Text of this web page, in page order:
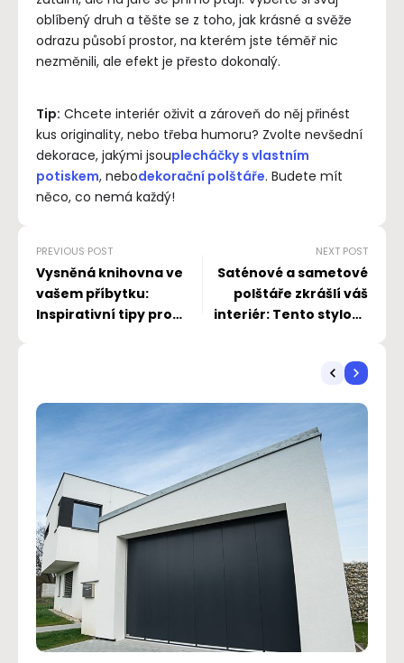
oblíbený druh a těšte se z toho, jak krásné a svěže
odrazu působí prostor, na kterém jste téměř nic
nezměnili, ale efekt je přesto dokonalý.
Tip: Chcete interiér oživit a zároveň do něj přinést
kus originality, nebo třeba humoru? Zvolte nevšední
dekorace, jakými jsouplecháčky s vlastním
potiskem, nebodekorační polštáře. Budete mít
něco, co nemá každý!
PREVIOUS POST
Vysněná knihovna ve
vašem příbytku:
Inspirativní tipy pro
NEXT POST
Saténové a sametové
polštáře zkrášlí váš
interiér: Tento stylový